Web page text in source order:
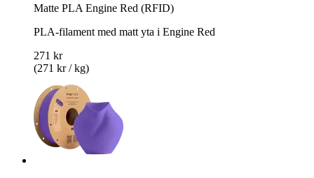
Matte PLA Engine Red (RFID)
PLA-filament med matt yta i Engine Red
271 kr
(271 kr / kg)